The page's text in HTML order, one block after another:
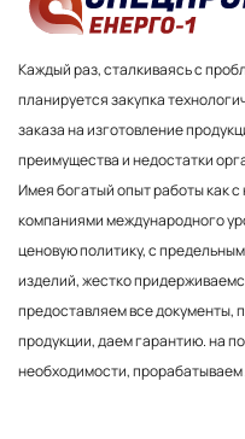
Каждый раз, сталкиваясь с
планируется закупка
заказа на изготовление
преимущества и недостатки
Имея богатый опыт работы как
компаниями международного
ценовую политику, с
изделий, жестко
предоставляем все документы,
продукции, даем гарантию. на
необходимости,